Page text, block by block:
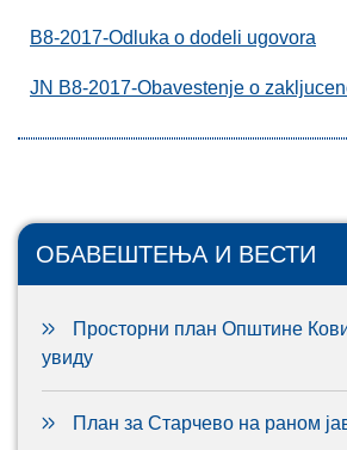
B8-2017-Odluka o dodeli ugovora
JN B8-2017-Obavestenje o
ОБАВЕШТЕЊА И ВЕСТИ
Просторни план Општине
увиду
План за Старчево на раном